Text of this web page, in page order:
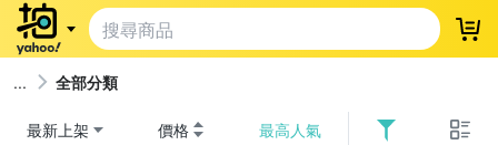
登
全部分類
最新上架 價格 最高人氣